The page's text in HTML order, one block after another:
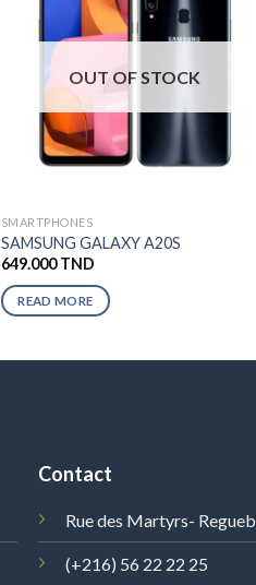
OUT OF STOCK
SMARTPHONES
SAMSUNG GALAXY A20S
649.000TND
READ MORE
Contact
Rue des Martyrs- Regueb
(+216) 56 22 22 25